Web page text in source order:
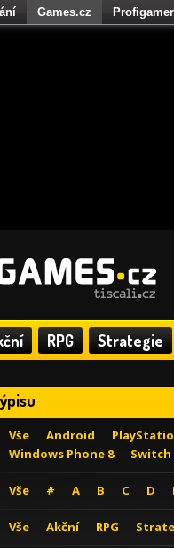
RPG Strategie
Vše Android
Windows Phone 8
Switch
Vše # A B C D
Vše Akční RPG
Games.cz